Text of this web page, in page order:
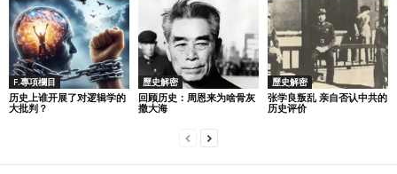
F.專項欄目
历史上谁开展了对逻辑学的
大批判？
歷史解密
回顾历史：周恩来为啥骨灰
撒大海
歷史解密
张学良叛乱 亲自否认中共的
历史评价